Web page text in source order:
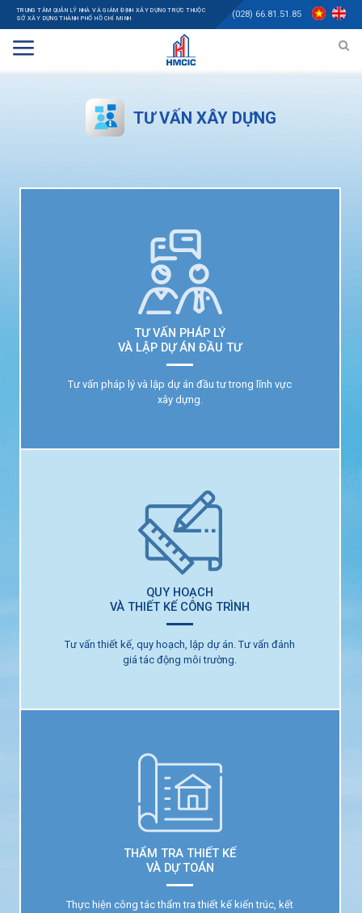
TRUNG TÂM QUẢN LÝ NHÀ VÀ GIÁM ĐỊNH XÂY DỰNG TRỰC THUỘC
SỞ XÂY DỰNG THÀNH PHỐ HỒ CHÍ MINH
(028) 66.81.51.85
TƯ VẤN XÂY DỰNG
TƯ VẤN PHÁP LÝ
VÀ LẬP DỰ ÁN ĐẦU TƯ
Tư vấn pháp lý và lập dự án đầu tư trong lĩnh vực
xây dựng.
QUY HOẠCH
VÀ THIẾT KẾ CÔNG TRÌNH
Tư vấn thiết kế, quy hoạch, lập dự án. Tư vấn đánh
giá tác động môi trường.
THẨM TRA THIẾT KẾ
VÀ DỰ TOÁN
Thực hiện công tác thẩm tra thiết kế kiến trúc, kết